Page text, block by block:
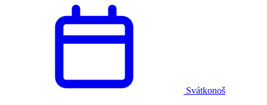
Svátkonoš